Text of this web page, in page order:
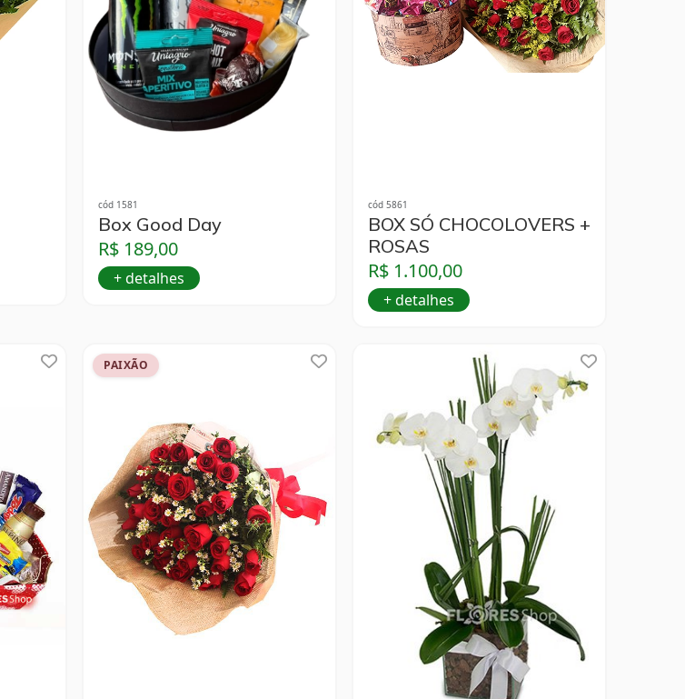
cód 1581
Box Good Day
R$ 189,00
+ detalhes
cód 5861
BOX SÓ CHOCOLOVERS +
ROSAS
R$ 1.100,00
+ detalhes
PAIXÃO